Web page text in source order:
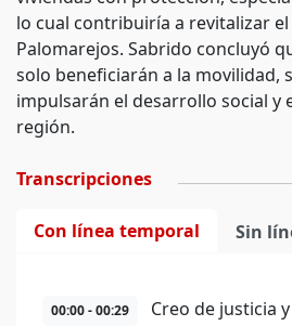
lo cual contribuiría a revitalizar
Palomarejos. Sabrido concluyó
solo beneficiarán a la movilidad,
impulsarán el desarrollo social y
región.
Transcripciones
Con línea temporal Sin
00:00 - 00:29
Creo de justicia